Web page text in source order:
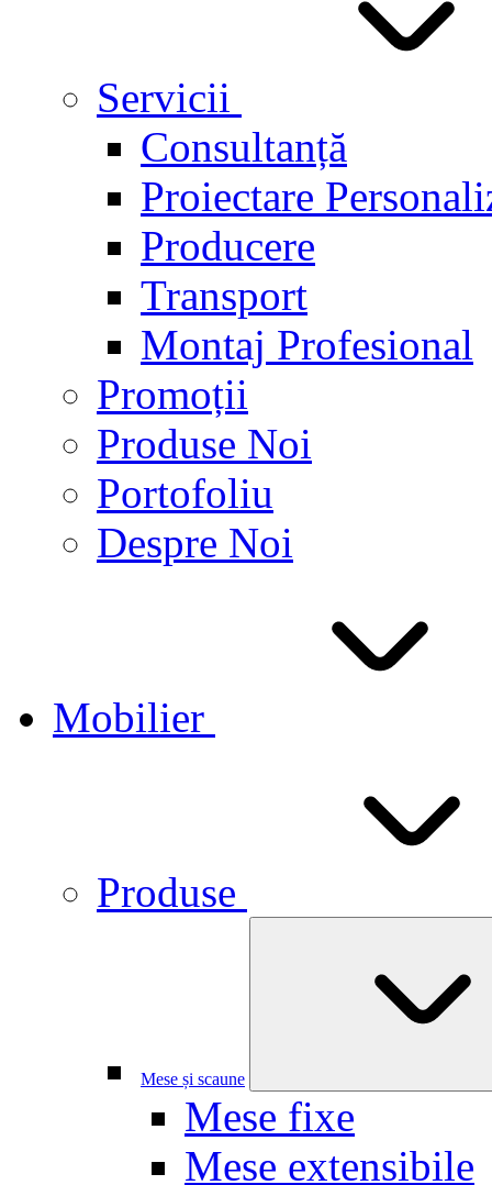
Servicii
Consultanță
Proiectare
Producere
Transport
Montaj Profesional
Promoții
Produse Noi
Portofoliu
Despre Noi
Mobilier
Produse
Mese și scaune
Mese fixe
Mese extensibile